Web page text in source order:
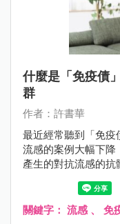
什麼是「免疫債
群
作者：許書華
最近經常聽到「免疫
流感的案例大幅下降
產生的對抗流感的
落，在多數人都沒
免疫債的發生。
關鍵字： 流感 、 免